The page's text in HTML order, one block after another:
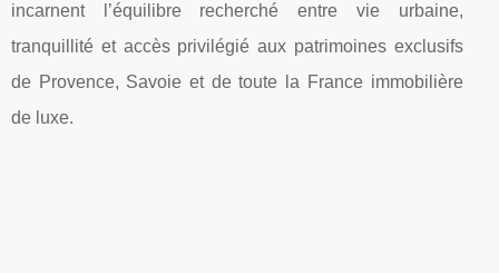
incarnent l’équilibre recherché entre vie urbaine,
tranquillité et accès privilégié aux patrimoines exclusifs
de Provence, Savoie et de toute la France immobilière
de luxe.